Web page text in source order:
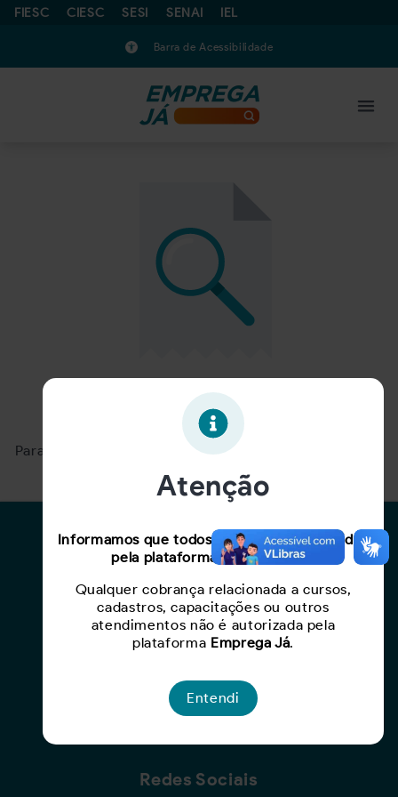
FIESC CIESC SESI SENAI IEL
Barra de Acessibilidade
Oportunidade expirada!
Para ver mais, acesse a páginaBuscar Oportunidades.
Para Candidatos
Cadastro de Currículo
Capacite-se
Criar Oportunidade
Redes Sociais
Atenção
Informamos que todos os serviços oferecidos
pela plataforma são gratuitos.
Qualquer cobrança relacionada a cursos,
cadastros, capacitações ou outros
atendimentos não é autorizada pela
plataforma Emprega Já.
Entendi